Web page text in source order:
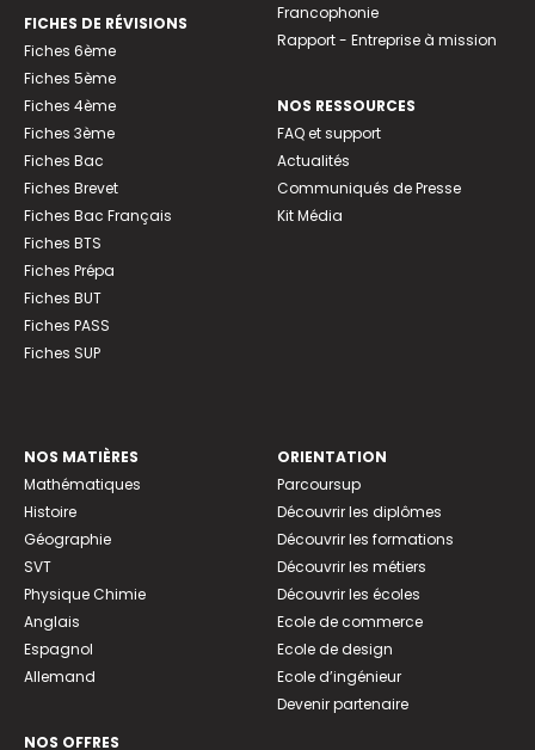
FICHES DE RÉVISIONS
Fiches 6ème
Fiches 5ème
Fiches 4ème
Fiches 3ème
Fiches Bac
Fiches Brevet
Fiches Bac Français
Fiches BTS
Fiches Prépa
Fiches BUT
Fiches PASS
Fiches SUP
Francophonie
Rapport - Entreprise à mission
NOS RESSOURCES
FAQ et support
Actualités
Communiqués de Presse
Kit Média
NOS MATIÈRES
Mathématiques
Histoire
Géographie
SVT
Physique Chimie
Anglais
Espagnol
Allemand
NOS OFFRES
ORIENTATION
Parcoursup
Découvrir les diplômes
Découvrir les formations
Découvrir les métiers
Découvrir les écoles
Ecole de commerce
Ecole de design
Ecole d’ingénieur
Devenir partenaire